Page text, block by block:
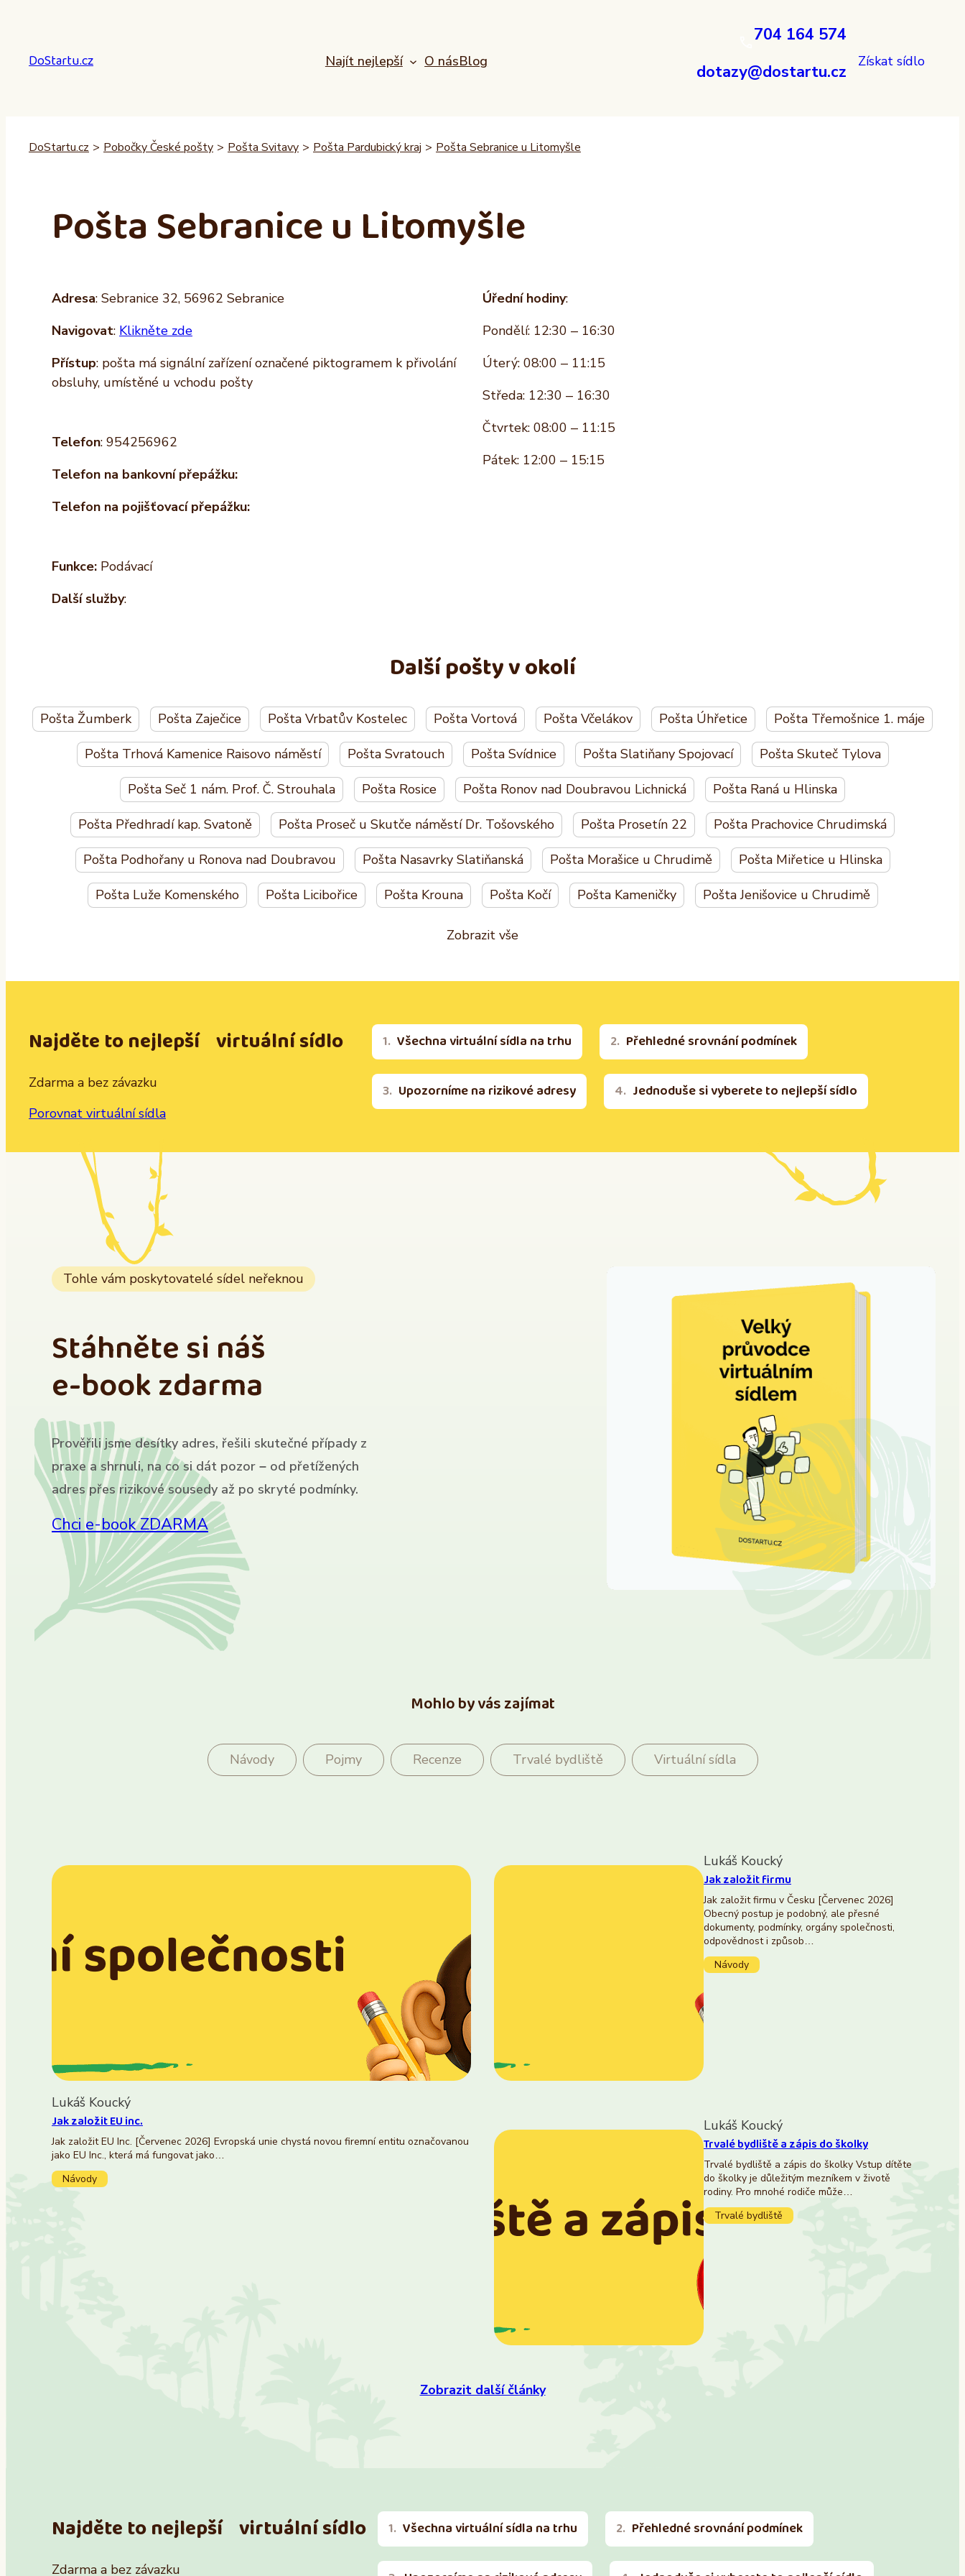
DoStartu.cz Najít nejlepší O násBlog
704 164 574
dotazy@dostartu.cz
Získat sídlo
DoStartu.cz > Pobočky České pošty > Pošta Svitavy > Pošta Pardubický kraj > Pošta Sebranice u Litomyšle
Pošta Sebranice u Litomyšle
Adresa: Sebranice 32, 56962 Sebranice
Navigovat: Klikněte zde
Přístup: pošta má signální zařízení označené piktogramem k přivolání
obsluhy, umístěné u vchodu pošty
Telefon: 954256962
Telefon na bankovní přepážku:
Telefon na pojišťovací přepážku:
Úřední hodiny:
Pondělí: 12:30 – 16:30
Úterý: 08:00 – 11:15
Středa: 12:30 – 16:30
Čtvrtek: 08:00 – 11:15
Pátek: 12:00 – 15:15
Funkce: Podávací
Další služby:
Další pošty v okolí
Pošta Žumberk Pošta Zaječice Pošta Vrbatův Kostelec Pošta Vortová Pošta Včelákov Pošta Úhřetice Pošta Třemošnice 1. máje
Pošta Trhová Kamenice Raisovo náměstí Pošta Svratouch Pošta Svídnice Pošta Slatiňany Spojovací Pošta Skuteč Tylova
Pošta Seč 1 nám. Prof. Č. Strouhala Pošta Rosice Pošta Ronov nad Doubravou Lichnická Pošta Raná u Hlinska
Pošta Předhradí kap. Svatoně Pošta Proseč u Skutče náměstí Dr. Tošovského Pošta Prosetín 22 Pošta Prachovice Chrudimská
Pošta Podhořany u Ronova nad Doubravou Pošta Nasavrky Slatiňanská Pošta Morašice u Chrudimě Pošta Miřetice u Hlinska
Pošta Luže Komenského Pošta Licibořice Pošta Krouna Pošta Kočí Pošta Kameničky Pošta Jenišovice u Chrudimě
Zobrazit vše
Najděte to nejlepší virtuální sídlo
Zdarma a bez závazku
Porovnat virtuální sídla
Všechna virtuální sídla na trhu Přehledné srovnání podmínek
Upozorníme na rizikové adresy Jednoduše si vyberete to nejlepší sídlo
Tohle vám poskytovatelé sídel neřeknou
Stáhněte si náš
e-book zdarma
Prověřili jsme desítky adres, řešili skutečné případy z
praxe a shrnuli, na co si dát pozor – od přetížených
adres přes rizikové sousedy až po skryté podmínky.
Chci e-book ZDARMA
Mohlo by vás zajímat
Návody Pojmy Recenze Trvalé bydliště Virtuální sídla
Lukáš Koucký
Jak založit EU inc.
Jak založit EU Inc. [Červenec 2026] Evropská unie chystá novou firemní entitu označovanou
jako EU Inc., která má fungovat jako…
Návody
Lukáš Koucký
Jak založit firmu
Jak založit firmu v Česku [Červenec 2026]
Obecný postup je podobný, ale přesné
dokumenty, podmínky, orgány společnosti,
odpovědnost i způsob…
Návody
Lukáš Koucký
Trvalé bydliště a zápis do školky
Trvalé bydliště a zápis do školky Vstup dítěte
do školky je důležitým mezníkem v životě
rodiny. Pro mnohé rodiče může…
Trvalé bydliště
Zobrazit další články
Najděte to nejlepší virtuální sídlo
Zdarma a bez závazku
Všechna virtuální sídla na trhu Přehledné srovnání podmínek